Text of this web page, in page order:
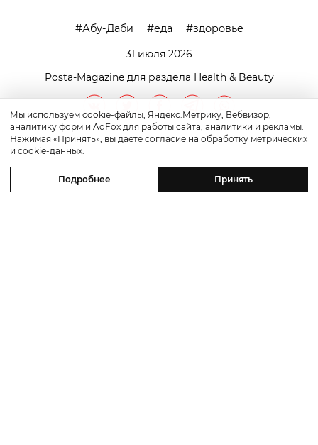
Абу-Даби еда
здоровье
31 июля 2026
Posta-Magazine для раздела Health & Beauty
Мы используем cookie-файлы, Яндекс.Метрику, Вебвизор,
аналитику форм и AdFox для работы сайта, аналитики и рекламы.
Нажимая «Принять», вы даете согласие на обработку метрических
и cookie-данных.
Подробнее Принять